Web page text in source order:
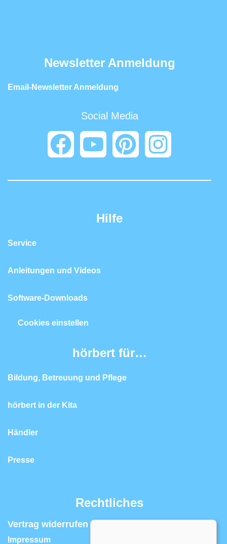
Newsletter Anmeldung
Email-Newsletter Anmeldung
Social Media
Hilfe
Service
Anleitungen und Videos
Software-Downloads
Cookies einstellen
hörbert für…
Bildung, Betreuung und Pflege
hörbert in der Kita
Händler
Presse
Rechtliches
Vertrag widerrufen | Widerrufsrecht
Impressum